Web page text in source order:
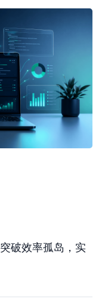
破效率孤岛，实